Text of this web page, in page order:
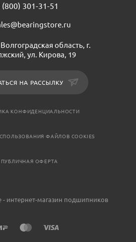
(800) 301-31-51
область, г.
ул. Кирова, 19
НА РАССЫЛКУ
КОНФИДЕНЦИАЛЬНОСТИ
ФАЙЛОВ COOKIES
ПУБЛИЧНАЯ ОФЕРТА
- интернет-магазин подшипников